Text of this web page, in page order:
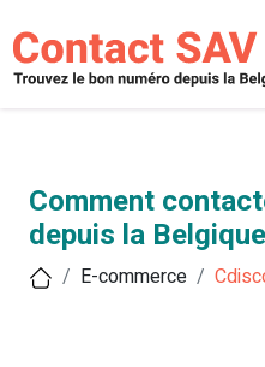
Comment
depuis la Belgique
E-commerce